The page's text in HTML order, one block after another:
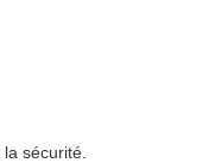
sécurité.